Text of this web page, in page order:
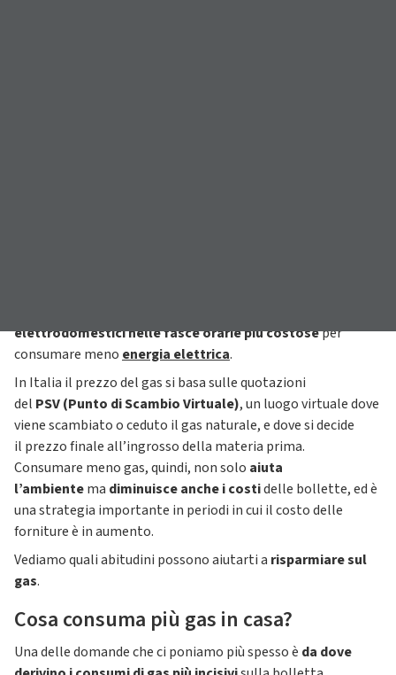
elettrodomestici nelle fasce orarie più costoseper
consumare meno energia elettrica.
In Italia il prezzo del gas si basa sulle quotazioni
del PSV (Punto di Scambio Virtuale), un luogo virtuale dove
viene scambiato o ceduto il gas naturale, e dove si decide
il prezzo finale all’ingrosso della materia prima.
Consumare meno gas, quindi, non solo aiuta
l’ambientema diminuisce anche i costidelle bollette, ed è
una strategia importante in periodi in cui il costo delle
forniture è in aumento.
Vediamo quali abitudini possono aiutarti a risparmiare sul
gas.
Cosa consuma più gas in casa?
Una delle domande che ci poniamo più spesso è da dove